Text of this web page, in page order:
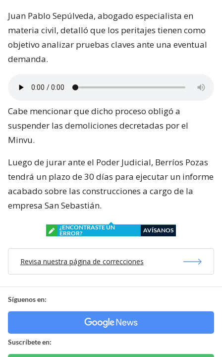
Juan Pablo Sepúlveda, abogado especialista en
materia civil, detalló que los peritajes tienen como
objetivo analizar pruebas claves ante una eventual
demanda.
Cabe mencionar que dicho proceso obligó a
suspender las demoliciones decretadas por el
Minvu.
Luego de jurar ante el Poder Judicial, Berríos Pozas
tendrá un plazo de 30 días para ejecutar un informe
acabado sobre las construcciones a cargo de la
empresa San Sebastián.
¿ENCONTRASTE UN
ERROR?
AVÍSANOS
Revisa nuestra página de correcciones
Síguenos en:
Suscríbete en: